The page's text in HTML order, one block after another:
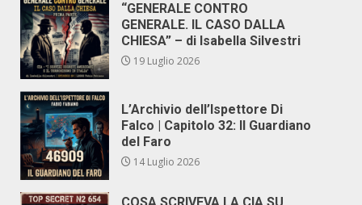
“GENERALE CONTRO
GENERALE. IL CASO DALLA
CHIESA” – di Isabella Silvestri
19 Luglio 2026
L’Archivio dell’Ispettore Di
Falco | Capitolo 32: Il Guardiano
del Faro
14 Luglio 2026